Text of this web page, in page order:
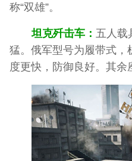
称“双雄”。
坦克歼击车： 五人载
猛。俄军型号为履带式，
度更快，防御良好。其余